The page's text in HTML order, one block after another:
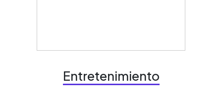
Entretenimiento